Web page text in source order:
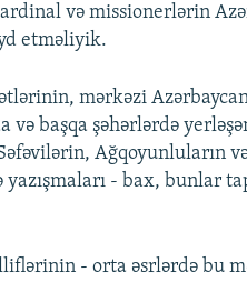
və missionerlərin
etməliyik.
mərkəzi
və başqa şəhərlərdə
Ağqoyunluların
- bax, bunlar
- orta əsrlərdə bu